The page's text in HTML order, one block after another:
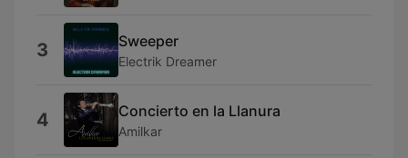
3 Sweeper
Electrik Dreamer
4 Concierto en la Llanura
Amilkar